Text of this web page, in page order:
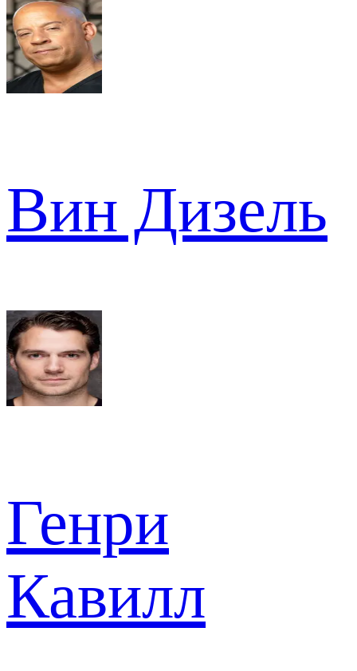
Вин Дизель
Генри
Кавилл